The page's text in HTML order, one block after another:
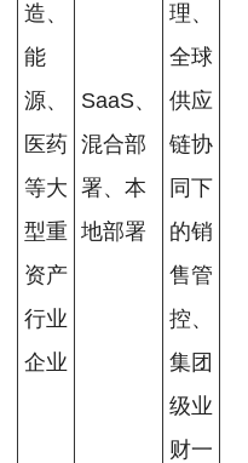
造、
能
源、
医药
等大
型重
资产
行业
企业
SaaS、
混合部
署、本
地部署
理、
全球
供应
链协
同下
的销
售管
控、
集团
级业
财一